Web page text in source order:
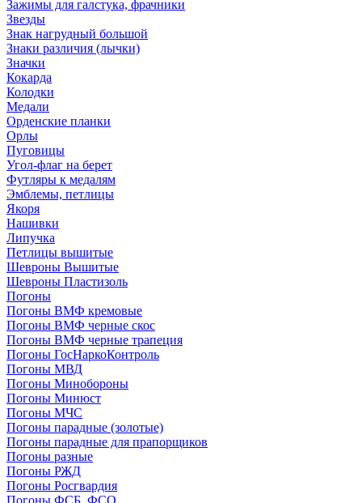
Зажимы для галстука, фрачники
Звезды
Знак нагрудный большой
Знаки различия (лычки)
Значки
Кокарда
Колодки
Медали
Орденские планки
Орлы
Пуговицы
Угол-флаг на берет
Футляры к медалям
Эмблемы, петлицы
Якоря
Нашивки
Липучка
Петлицы вышитые
Шевроны Вышитые
Шевроны Пластизоль
Погоны
Погоны ВМФ кремовые
Погоны ВМФ черные скос
Погоны ВМФ черные трапеция
Погоны ГосНаркоКонтроль
Погоны МВД
Погоны Минобороны
Погоны Минюст
Погоны МЧС
Погоны парадные (золотые)
Погоны парадные для прапорщиков
Погоны разные
Погоны РЖД
Погоны Росгвардия
Погоны ФСБ, ФСО